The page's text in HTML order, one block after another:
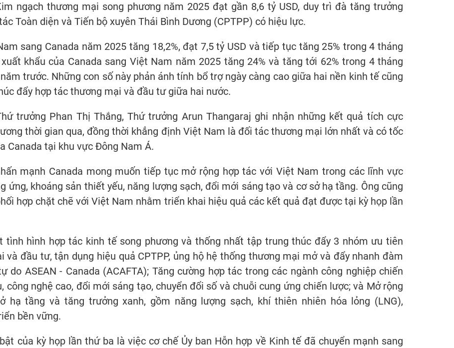
ngạch thương mại song phương năm 2025 đạt gần 8,6 tỷ USD, duy trì đà tăng trưởng
Toàn diện và Tiến bộ xuyên Thái Bình Dương (CPTPP) có hiệu lực.
sang Canada năm 2025 tăng 18,2%, đạt 7,5 tỷ USD và tiếp tục tăng 25% trong 4 tháng
khẩu của Canada sang Việt Nam năm 2025 tăng 24% và tăng tới 62% trong 4 tháng
trước. Những con số này phản ánh tính bổ trợ ngày càng cao giữa hai nền kinh tế cũng
đẩy hợp tác thương mại và đầu tư giữa hai nước.
trưởng Phan Thị Thắng, Thứ trưởng Arun Thangaraj ghi nhận những kết quả tích cực
thời gian qua, đồng thời khẳng định Việt Nam là đối tác thương mại lớn nhất và có tốc
Canada tại khu vực Đông Nam Á.
mạnh Canada mong muốn tiếp tục mở rộng hợp tác với Việt Nam trong các lĩnh vực
ứng, khoáng sản thiết yếu, năng lượng sạch, đổi mới sáng tạo và cơ sở hạ tầng. Ông cũng
hợp chặt chẽ với Việt Nam nhằm triển khai hiệu quả các kết quả đạt được tại kỳ họp lần
tình hình hợp tác kinh tế song phương và thống nhất tập trung thúc đẩy 3 nhóm ưu tiên
và đầu tư, tận dụng hiệu quả CPTPP, ủng hộ hệ thống thương mại mở và đẩy nhanh đàm
do ASEAN - Canada (ACAFTA); Tăng cường hợp tác trong các ngành công nghiệp chiến
công nghệ cao, đổi mới sáng tạo, chuyển đổi số và chuỗi cung ứng chiến lược; và Mở rộng
hạ tầng và tăng trưởng xanh, gồm năng lượng sạch, khí thiên nhiên hóa lỏng (LNG),
bền vững.
của kỳ họp lần thứ ba là việc cơ chế Ủy ban Hỗn hợp về Kinh tế đã chuyển mạnh sang